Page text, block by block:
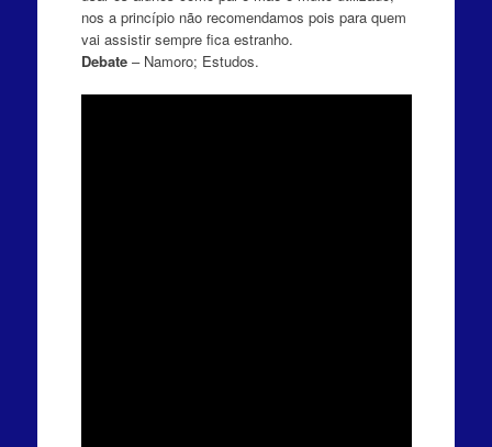
nos a princípio não recomendamos pois para quem
vai assistir sempre fica estranho.
Debate– Namoro; Estudos.